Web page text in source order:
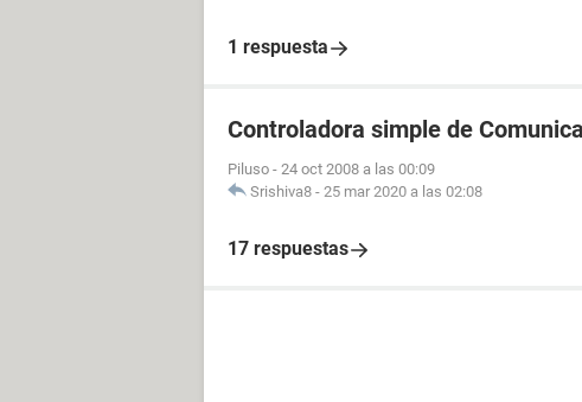
1 respuesta
Controladora simple de
Piluso - 24 oct 2008 a las 00:09
Srishiva8 - 25 mar 2020 a las 02:08
17 respuestas